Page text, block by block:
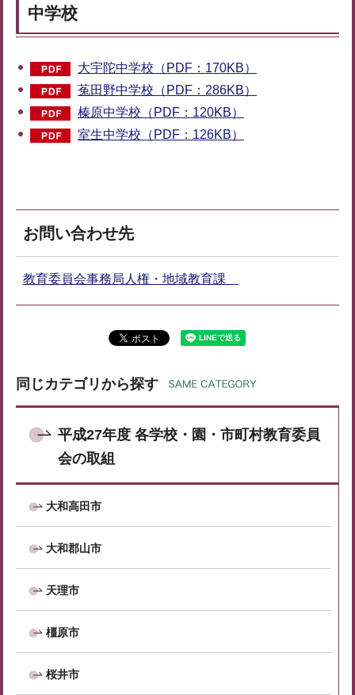
中学校
大宇陀中学校（PDF：170KB）
菟田野中学校（PDF：286KB）
榛原中学校（PDF：120KB）
室生中学校（PDF：126KB）
お問い合わせ先
教育委員会事務局人権・地域教育課
同じカテゴリから探す
平成27年度 各学校・園・市町村教育委員
会の取組
大和高田市
大和郡山市
天理市
橿原市
桜井市